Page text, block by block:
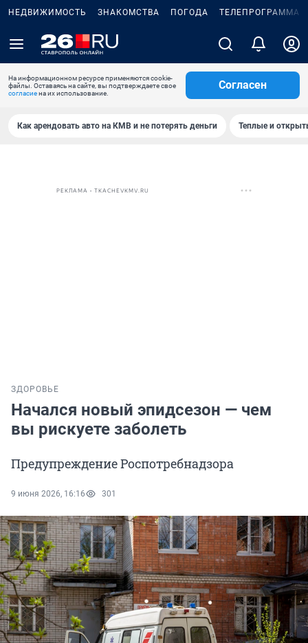
НЕДВИЖИМОСТЬ ЗНАКОМСТВА ПОГОДА ТЕЛЕПРОГРАММА
На информационном ресурсе применяются cookie-
файлы. Оставаясь на сайте, вы подтверждаете свое
согласиена их использование.
Согласен
Как арендовать авто на КМВ и не потерять деньги Теплые и
РЕКЛАМА • TKACHEVKMV.RU
ЗДОРОВЬЕ
Начался новый эпидсезон — чем
вы рискуете заболеть
Предупреждение Роспотребнадзора
9 июня 2026, 16:16 301